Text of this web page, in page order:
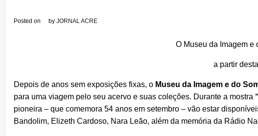
Posted on by JORNAL ACRE
O Museu da Imagem e
a partir
Depois de anos sem exposições fixas, o Museu da Imagem e do
para uma viagem pelo seu acervo e suas coleções. Durante a mostra
pioneira – que comemora 54 anos em setembro – vão estar
Bandolim, Elizeth Cardoso, Nara Leão, além da memória da Rádio